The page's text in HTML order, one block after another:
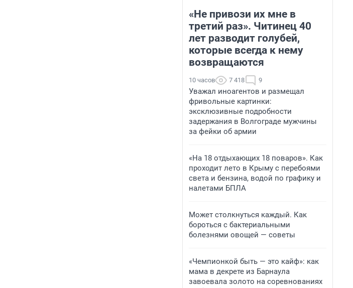
«Не привози их мне в
третий раз». Читинец 40
лет разводит голубей,
которые всегда к нему
возвращаются
10 часов 7 418 9
Уважал иноагентов и размещал
фривольные картинки:
эксклюзивные подробности
задержания в Волгограде мужчины
за фейки об армии
«На 18 отдыхающих 18 поваров». Как
проходит лето в Крыму с перебоями
света и бензина, водой по графику и
налетами БПЛА
Может столкнуться каждый. Как
бороться с бактериальными
болезнями овощей — советы
«Чемпионкой быть — это кайф»: как
мама в декрете из Барнаула
завоевала золото на соревнованиях